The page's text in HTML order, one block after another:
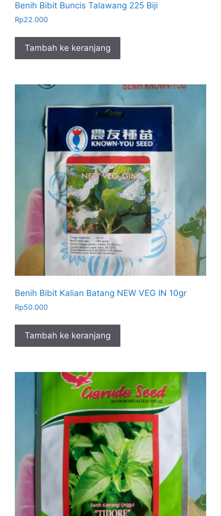
Benih Bibit Buncis Talawang 225 Biji
Rp22.000
Tambah ke keranjang
Benih Bibit Kalian Batang NEW VEG IN 10gr
Rp50.000
Tambah ke keranjang